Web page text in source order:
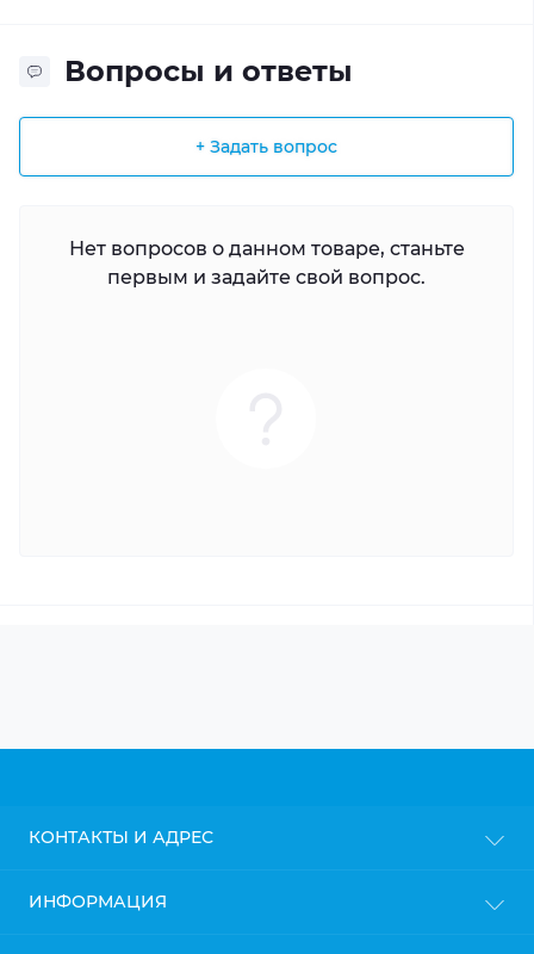
Вопросы и ответы
+ Задать вопрос
Нет вопросов о данном товаре, станьте
первым и задайте свой вопрос.
КОНТАКТЫ И АДРЕС
ИНФОРМАЦИЯ